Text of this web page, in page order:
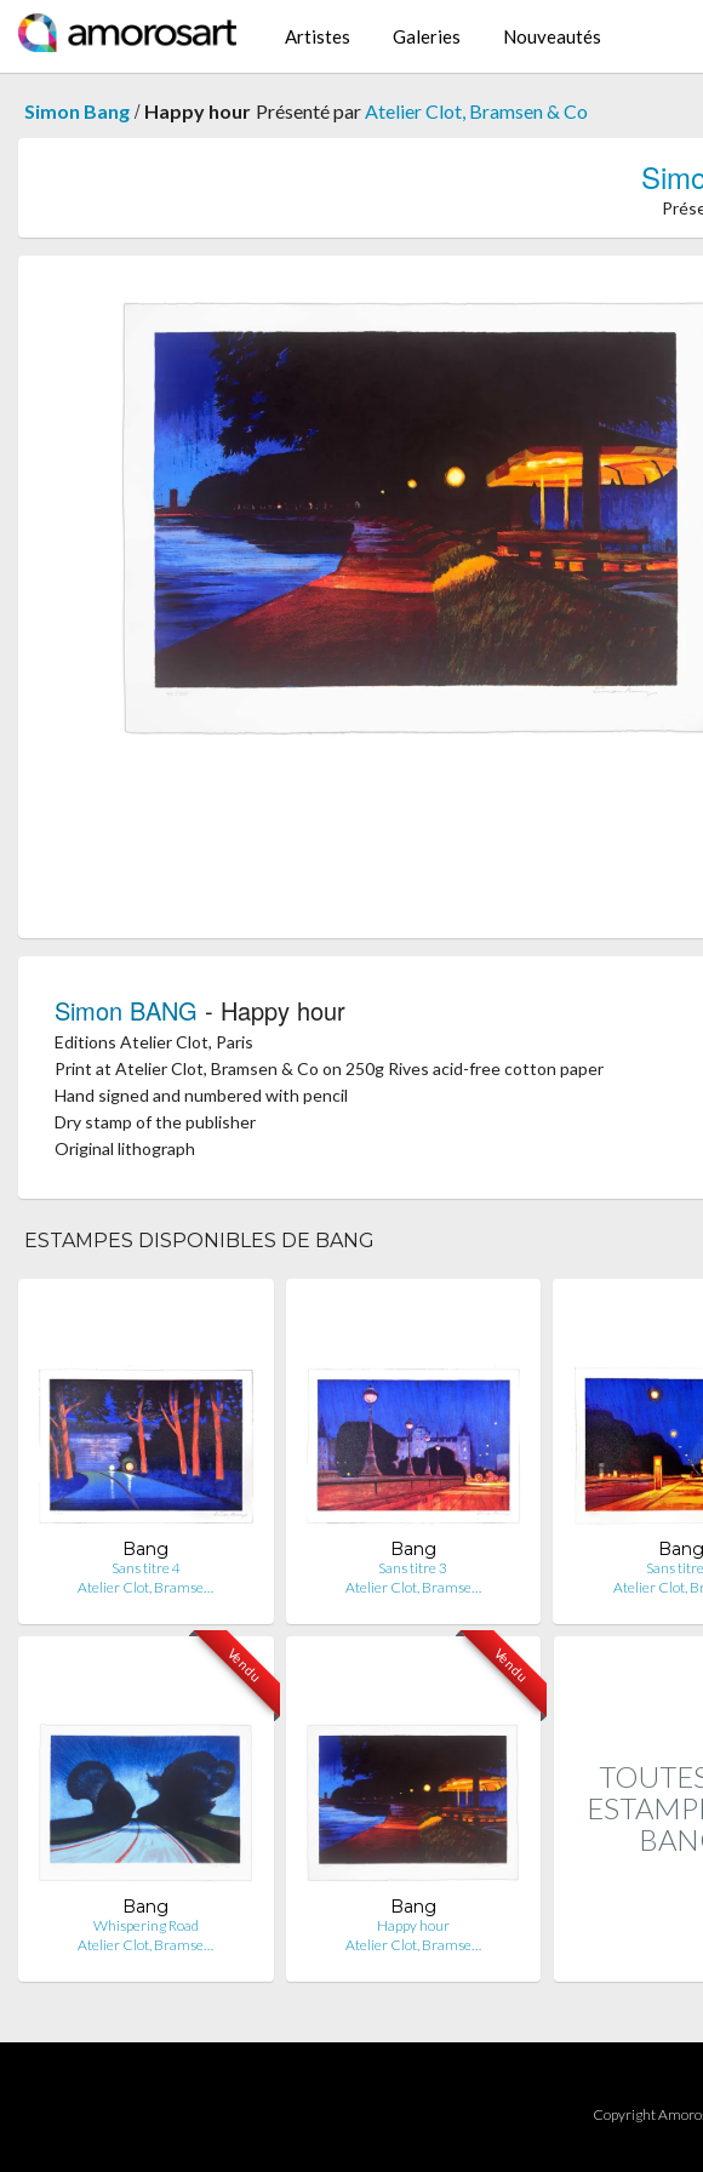
Artistes Galeries Nouveautés
Simon Bang / Happy hour Présenté parAtelier Clot, Bramsen & Co
Simon BANG - Happy hour
Editions Atelier Clot, Paris
Print at Atelier Clot, Bramsen & Co on 250g Rives acid-free cotton paper
Hand signed and numbered with pencil
Dry stamp of the publisher
Original lithograph
ESTAMPES DISPONIBLES DE BANG
Bang
Sans titre 4
Atelier Clot, Bramse…
Bang
Sans titre 3
Atelier Clot, Bramse…
Bang
Sans
Atelier Clot,
Vendu
Bang
Whispering Road
Atelier Clot, Bramse…
Vendu
Bang
Happy hour
Atelier Clot, Bramse…
Copyright